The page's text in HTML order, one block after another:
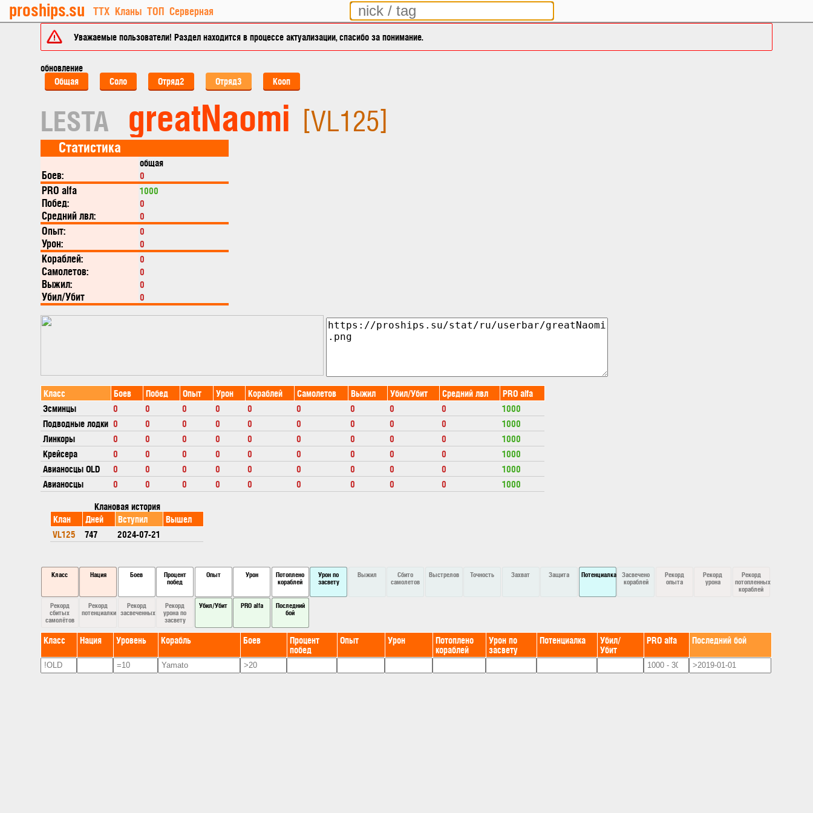
proships.su ТТХ Кланы ТОП Серверная
Уважаемые пользователи! Раздел находится в процессе актуализации, спасибо за понимание.
обновление
Общая
Соло Отряд2 Отряд3 Кооп
LESTA greatNaomi [VL125]
Статистика
общая
Боев: 0
PRO alfa 1000
Побед: 0
Средний лвл: 0
Опыт: 0
Урон: 0
Кораблей: 0
Самолетов: 0
Выжил: 0
Убил/Убит 0
Класс Боев Побед Опыт Урон Кораблей Самолетов Выжил Убил/Убит Средний лвл
PRO alfa
Эсминцы
0 0 0 0 0 0 0 0 0
1000
Подводные лодки 0 0 0 0 0 0 0 0 0
1000
Линкоры
0 0 0 0 0 0 0 0 0
1000
Крейсера
0 0 0 0 0 0 0 0 0
1000
Авианосцы OLD
0 0 0 0 0 0 0 0 0
1000
Авианосцы
0 0 0 0 0 0 0 0 0
1000
Клановая история
Клан
Дней Вступил
Вышел
VL125
747 2024-07-21
Класс Нация Боев
Процент
побед
Опыт Урон
Потоплено
кораблей
Урон по
засвету
Выжил
Сбито
самолетов
Выстрелов Точность Захват Защита Потенциалка
Засвечено
кораблей
Рекорд
опыта
Рекорд
урона
Рекорд
потопленных
кораблей
Рекорд
сбитых
самолётов
Рекорд
потенциалки
Рекорд
засвеченных
Рекорд
урона по
засвету
Убил/Убит PRO alfa
Последний
бой
Класс Нация Уровень Корабль Боев Процент
побед
Опыт Урон Потоплено
кораблей
Урон по
засвету
Потенциалка Убил/
Убит
PRO alfa Последний бой